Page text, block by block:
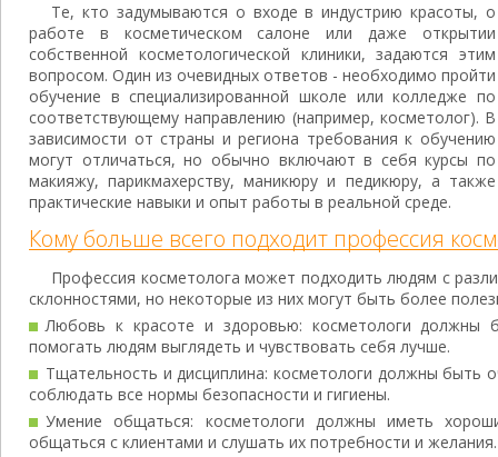
Те, кто задумываются о входе в индустрию красоты, о
работе в косметическом салоне или даже открытии
собственной косметологической клиники, задаются этим
вопросом. Один из очевидных ответов - необходимо пройти
обучение в специализированной школе или колледже по
соответствующему направлению (например, косметолог). В
зависимости от страны и региона требования к обучению
могут отличаться, но обычно включают в себя курсы по
макияжу, парикмахерству, маникюру и педикюру, а также
практические навыки и опыт работы в реальной среде.
Кому больше всего подходит профессия
Профессия косметолога может подходить людям с
склонностями, но некоторые из них могут быть более
Любовь к красоте и здоровью: косметологи должны
помогать людям выглядеть и чувствовать себя лучше.
Тщательность и дисциплина: косметологи должны быть
соблюдать все нормы безопасности и гигиены.
Умение общаться: косметологи должны иметь
общаться с клиентами и слушать их потребности и желания.